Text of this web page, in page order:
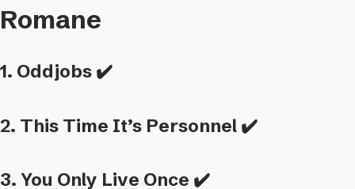
Romane
1. Oddjobs ✔️
2. This Time It’s Personnel ✔️
3. You Only Live Once ✔️